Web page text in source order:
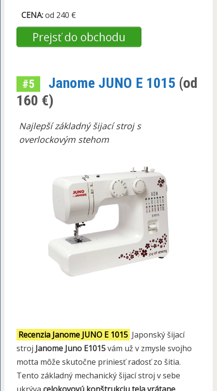
CENA:od 240 €
Prejsť do obchodu
#5 Janome JUNO E 1015 (od
160 €)
Najlepší základný šijací stroj s
overlockovým stehom
Recenzia Janome JUNO E 1015 Japonský šijací
stroj Janome Juno E1015vám už v zmysle svojho
motta môže skutočne priniesť radosť zo šitia.
Tento základný mechanický šijací stroj v sebe